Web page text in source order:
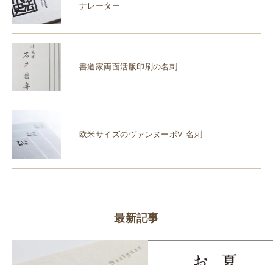
ナレーター
書道家両面活版印刷の名刺
欧米サイズのヴァンヌーボV 名刺
最新記事